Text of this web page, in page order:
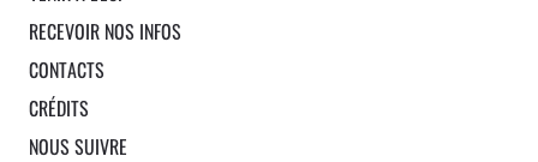
RECEVOIR NOS INFOS
CONTACTS
CRÉDITS
NOUS SUIVRE